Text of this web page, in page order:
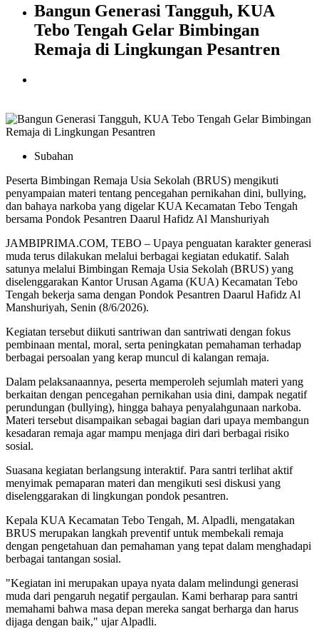
Bangun Generasi Tangguh, KUA
Tebo Tengah Gelar Bimbingan
Remaja di Lingkungan Pesantren
Subahan
Peserta Bimbingan Remaja Usia Sekolah (BRUS) mengikuti
penyampaian materi tentang pencegahan pernikahan dini, bullying,
dan bahaya narkoba yang digelar KUA Kecamatan Tebo Tengah
bersama Pondok Pesantren Daarul Hafidz Al Manshuriyah
JAMBIPRIMA.COM, TEBO – Upaya penguatan karakter generasi
muda terus dilakukan melalui berbagai kegiatan edukatif. Salah
satunya melalui Bimbingan Remaja Usia Sekolah (BRUS) yang
diselenggarakan Kantor Urusan Agama (KUA) Kecamatan Tebo
Tengah bekerja sama dengan Pondok Pesantren Daarul Hafidz Al
Manshuriyah, Senin (8/6/2026).
Kegiatan tersebut diikuti santriwan dan santriwati dengan fokus
pembinaan mental, moral, serta peningkatan pemahaman terhadap
berbagai persoalan yang kerap muncul di kalangan remaja.
Dalam pelaksanaannya, peserta memperoleh sejumlah materi yang
berkaitan dengan pencegahan pernikahan usia dini, dampak negatif
perundungan (bullying), hingga bahaya penyalahgunaan narkoba.
Materi tersebut disampaikan sebagai bagian dari upaya membangun
kesadaran remaja agar mampu menjaga diri dari berbagai risiko
sosial.
Suasana kegiatan berlangsung interaktif. Para santri terlihat aktif
menyimak pemaparan materi dan mengikuti sesi diskusi yang
diselenggarakan di lingkungan pondok pesantren.
Kepala KUA Kecamatan Tebo Tengah, M. Alpadli, mengatakan
BRUS merupakan langkah preventif untuk membekali remaja
dengan pengetahuan dan pemahaman yang tepat dalam menghadapi
berbagai tantangan sosial.
"Kegiatan ini merupakan upaya nyata dalam melindungi generasi
muda dari pengaruh negatif pergaulan. Kami berharap para santri
memahami bahwa masa depan mereka sangat berharga dan harus
dijaga dengan baik," ujar Alpadli.